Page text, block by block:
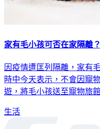
家有毛小孩可否在家隔離
因疫情遭匡列隔離，家有
時中今天表示，不會因寵
遊，將毛小孩送至寵物旅
生活